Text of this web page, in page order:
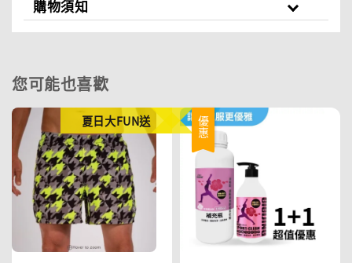
購物須知
您可能也喜歡
夏日大FUN送 優惠